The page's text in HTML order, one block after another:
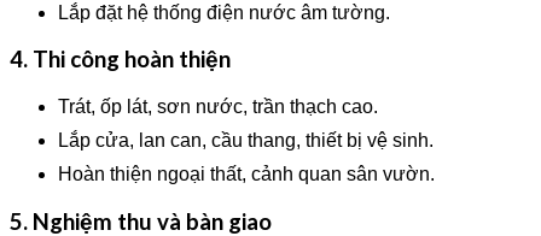
Lắp đặt hệ thống điện nước âm tường.
4. Thi công hoàn thiện
Trát, ốp lát, sơn nước, trần thạch cao.
Lắp cửa, lan can, cầu thang, thiết bị vệ sinh.
Hoàn thiện ngoại thất, cảnh quan sân vườn.
5. Nghiệm thu và bàn giao